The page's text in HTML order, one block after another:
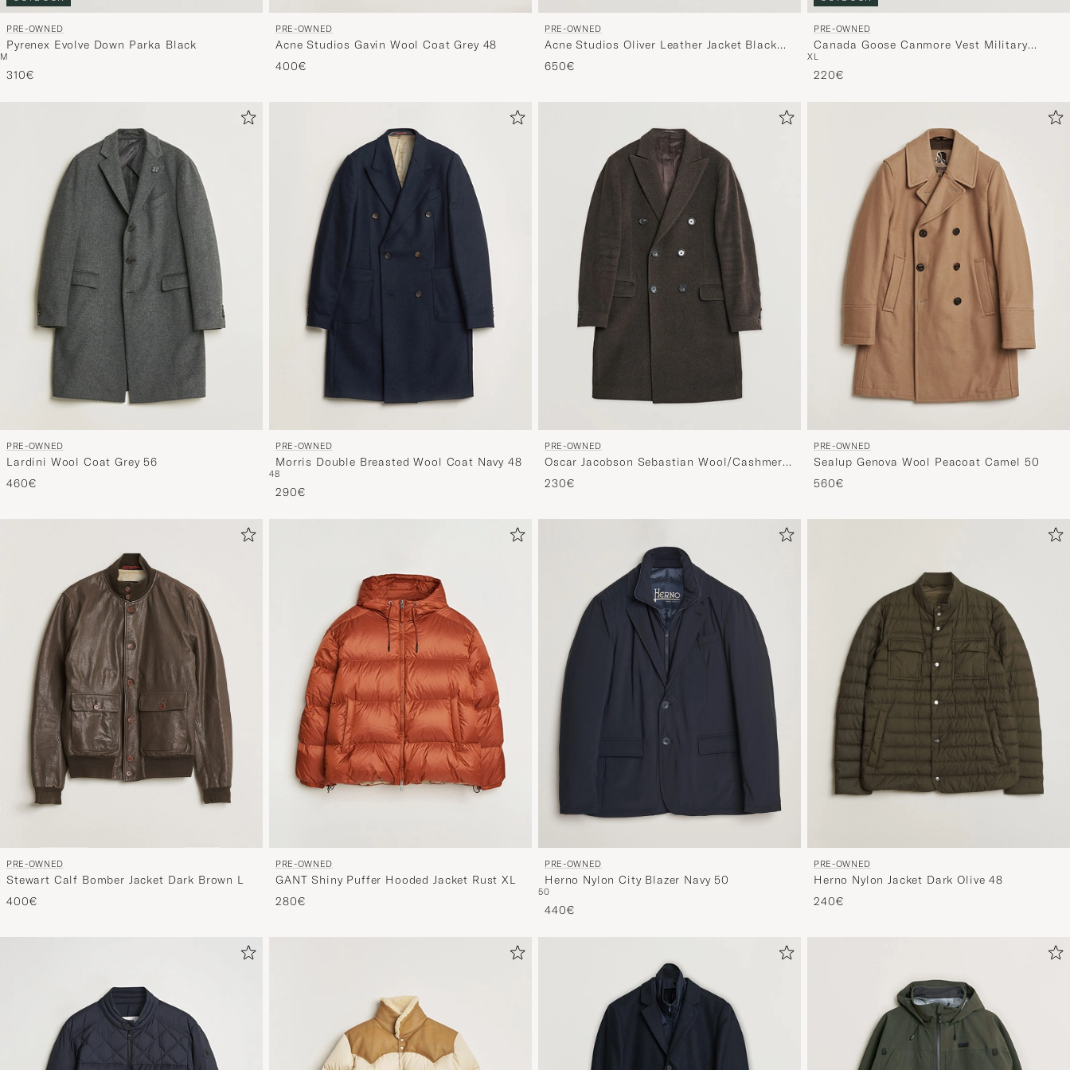
PRE-OWNED
Pyrenex Evolve Down Parka Black
M
310€
PRE-OWNED
Acne Studios Gavin Wool Coat Grey 48
400€
PRE-OWNED
Acne Studios Oliver Leather Jacket Black
48
650€
PRE-OWNED
Canada Goose Canmore Vest Military
Green
XL
220€
PRE-OWNED
Lardini Wool Coat Grey 56
460€
PRE-OWNED
Morris Double Breasted Wool Coat Navy 48
48
290€
PRE-OWNED
Oscar Jacobson Sebastian Wool/Cashmere
Double Breasted Coat Brown 48
230€
PRE-OWNED
Sealup Genova Wool Peacoat Camel 50
560€
PRE-OWNED
Stewart Calf Bomber Jacket Dark Brown L
400€
PRE-OWNED
GANT Shiny Puffer Hooded Jacket Rust XL
280€
PRE-OWNED
Herno Nylon City Blazer Navy 50
50
440€
PRE-OWNED
Herno Nylon Jacket Dark Olive 48
240€